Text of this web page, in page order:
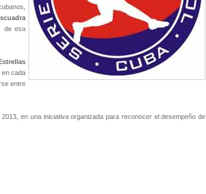
de esa
en cada
entre
en una iniciativa organizada para reconocer el desempeño de